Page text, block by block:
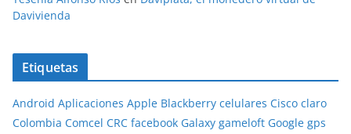
Davivienda
Etiquetas
Android Aplicaciones Apple Blackberry celulares Cisco claro
Colombia Comcel CRC facebook Galaxy gameloft Google gps